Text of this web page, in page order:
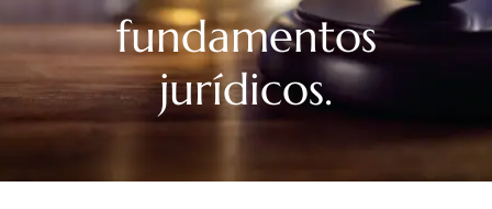
fundamentos
jurídicos.